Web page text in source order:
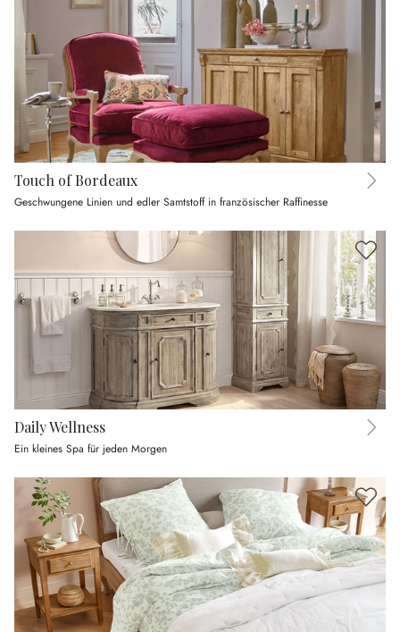
Touch of Bordeaux
Geschwungene Linien und edler Samtstoff in französischer Raffinesse
Daily Wellness
Ein kleines Spa für jeden Morgen